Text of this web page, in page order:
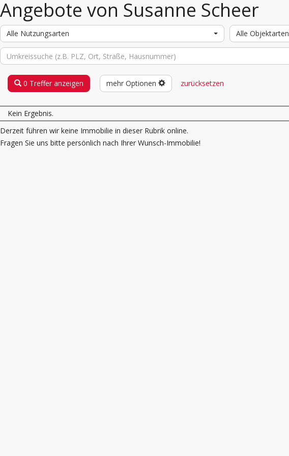
Angebote von Susanne Scheer
Alle Nutzungsarten Alle Objektarten
0 Treffer anzeigen mehr Optionen zurücksetzen
Kein Ergebnis.
Derzeit führen wir keine Immobilie in dieser Rubrik online.
Fragen Sie uns bitte persönlich nach Ihrer Wunsch-Immobilie!